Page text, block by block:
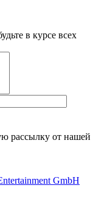
в курсе всех
рассылку от нашей